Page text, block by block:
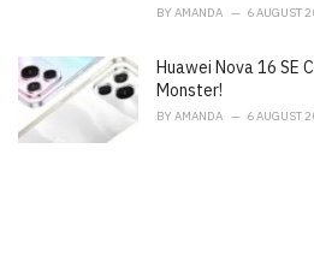
BY AMANDA 6 AUGUST
Huawei Nova 16 SE
Monster!
BY AMANDA 6 AUGUST